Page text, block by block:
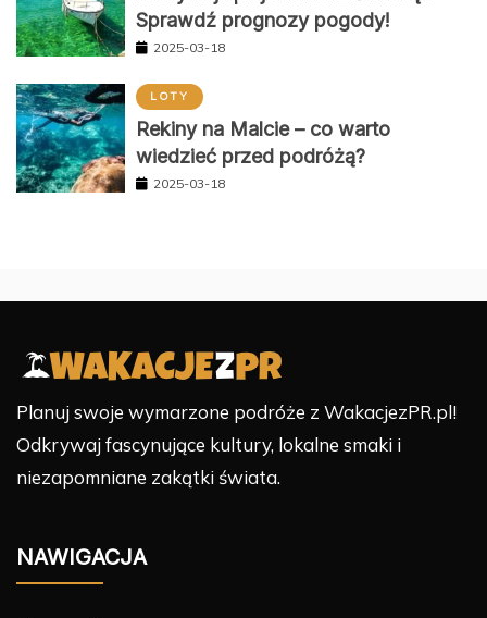
Sprawdź prognozy pogody!
2025-03-18
LOTY
Rekiny na Malcie – co warto
wiedzieć przed podróżą?
2025-03-18
Planuj swoje wymarzone podróże z WakacjezPR.pl!
Odkrywaj fascynujące kultury, lokalne smaki i
niezapomniane zakątki świata.
NAWIGACJA